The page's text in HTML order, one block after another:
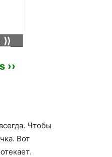
››
Чтобы
Вот